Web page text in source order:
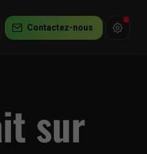
Contactez-nous
sur